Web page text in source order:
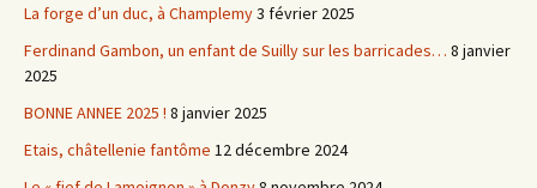
La forge d’un duc, à Champlemy3 février 2025
Ferdinand Gambon, un enfant de Suilly sur les barricades… 8 janvier
2025
BONNE ANNEE 2025 ! 8 janvier 2025
Etais, châtellenie fantôme 12 décembre 2024